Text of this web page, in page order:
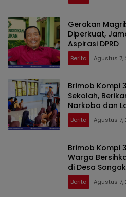
Gerakan
Diperkuat,
Aspirasi DPRD
Berita Agustus 7,
Brimob Kompi
Sekolah,
Narkoba dan
Benteng
Berita Agustus 7,
Brimob Kompi
Warga
di Desa Songak
Berita Agustus 7,